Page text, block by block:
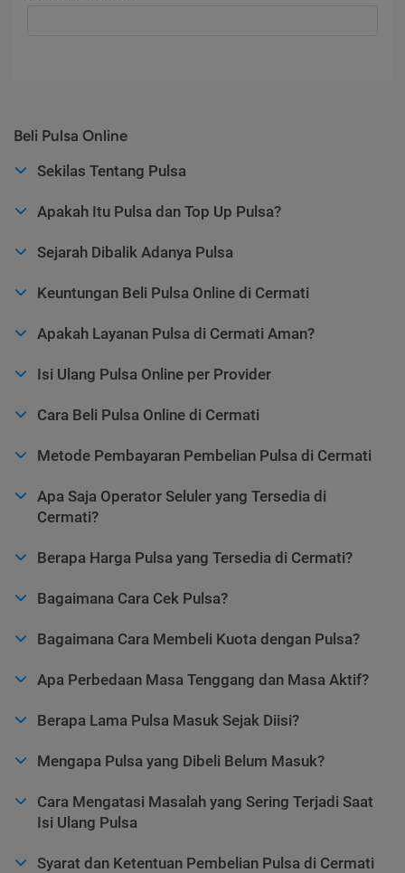
Beli Pulsa Online
Sekilas Tentang Pulsa
Apakah Itu Pulsa dan Top Up Pulsa?
Sejarah Dibalik Adanya Pulsa
Keuntungan Beli Pulsa Online di Cermati
Apakah Layanan Pulsa di Cermati Aman?
Isi Ulang Pulsa Online per Provider
Cara Beli Pulsa Online di Cermati
Metode Pembayaran Pembelian Pulsa di Cermati
Apa Saja Operator Seluler yang Tersedia di
Cermati?
Berapa Harga Pulsa yang Tersedia di Cermati?
Bagaimana Cara Cek Pulsa?
Bagaimana Cara Membeli Kuota dengan Pulsa?
Apa Perbedaan Masa Tenggang dan Masa Aktif?
Berapa Lama Pulsa Masuk Sejak Diisi?
Mengapa Pulsa yang Dibeli Belum Masuk?
Cara Mengatasi Masalah yang Sering Terjadi Saat
Isi Ulang Pulsa
Syarat dan Ketentuan Pembelian Pulsa di Cermati